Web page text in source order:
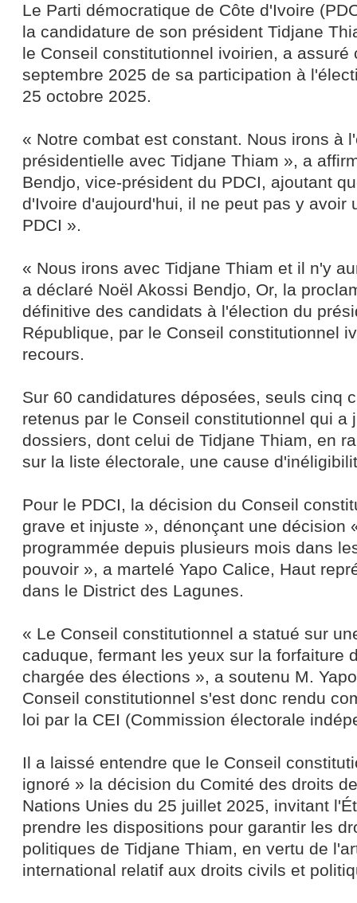
Le Parti démocratique de Côte d'Ivoire
la candidature de son président Tidjane
le Conseil constitutionnel ivoirien, a assuré
septembre 2025 de sa participation à
25 octobre 2025.
« Notre combat est constant. Nous irons à
présidentielle avec Tidjane Thiam », a
Bendjo, vice-président du PDCI, ajoutant
d'Ivoire d'aujourd'hui, il ne peut pas y avoir
PDCI ».
« Nous irons avec Tidjane Thiam et il n'y
a déclaré Noël Akossi Bendjo, Or, la
définitive des candidats à l'élection du
République, par le Conseil constitutionnel
recours.
Sur 60 candidatures déposées, seuls cinq
retenus par le Conseil constitutionnel qui a
dossiers, dont celui de Tidjane Thiam, en
sur la liste électorale, une cause
Pour le PDCI, la décision du Conseil
grave et injuste », dénonçant une décision
programmée depuis plusieurs mois dans
pouvoir », a martelé Yapo Calice, Haut
dans le District des Lagunes.
« Le Conseil constitutionnel a statué sur
caduque, fermant les yeux sur la forfaiture
chargée des élections », a soutenu M.
Conseil constitutionnel s'est donc rendu
loi par la CEI (Commission électorale
Il a laissé entendre que le Conseil
ignoré » la décision du Comité des droits
Nations Unies du 25 juillet 2025, invitant
prendre les dispositions pour garantir les
politiques de Tidjane Thiam, en vertu de
international relatif aux droits civils et